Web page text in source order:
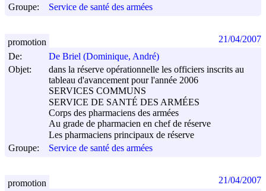
Groupe:
Service de santé des armées
De:
De Briel (Dominique, André)
Objet:
dans la réserve opérationnelle les officiers inscrits au
tableau d'avancement pour l'année 2006
SERVICES COMMUNS
SERVICE DE SANTÉ DES ARMÉES
Corps des pharmaciens des armées
Au grade de pharmacien en chef de réserve
Les pharmaciens principaux de réserve
Groupe:
Service de santé des armées
promotion 21/04/2007
promotion 21/04/2007